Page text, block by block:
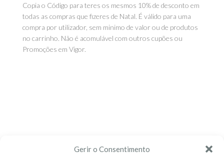
Gerir o Consentimento
Copia o Código para teres os mesmos 10% de desconto em
todas as compras que fizeres de Natal. É válido para uma
compra por utilizador, sem minimo de valor ou de produtos
no carrinho. Não é acomulável com outros cupões ou
Promoções em Vigor.